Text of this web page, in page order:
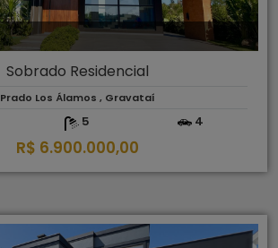
Sobrado Residencial
Prado Los Álamos , Gravataí
5 4
R$ 6.900.000,00